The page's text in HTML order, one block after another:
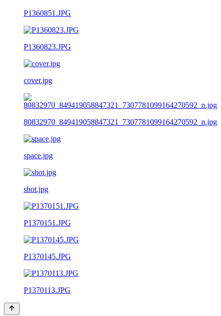
P1360851.JPG
P1360823.JPG
cover.jpg
80832970_849419058847321_7307781099164270592_n.jpg
space.jpg
shot.jpg
P1370151.JPG
P1370145.JPG
P1370113.JPG